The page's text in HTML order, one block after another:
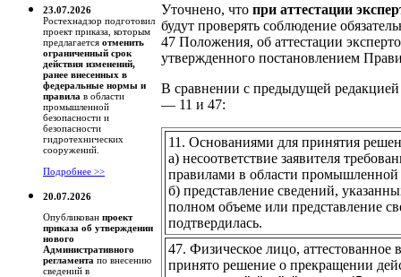
23.07.2026
Ростехнадзор подготовил
проект приказа, которым
предлагается отменить
ограниченный срок
действия изменений,
ранее внесенных в
федеральные нормы и
правила в области
промышленной
безопасности и
безопасности
гидротехнических
сооружений.
Подробнее >>
20.07.2026
Опубликован проект
приказа об утверждении
нового
Административного
регламента по внесению
сведений в
Уточнено, что при аттестации
будут проверять соблюдение
47 Положения, об аттестации
утвержденного постановлением
В сравнении с предыдущей
— 11 и 47:
11. Основаниями для принятия
а) несоответствие заявителя
правилами в области промышленной
б) представление сведений,
полном объеме или представление
подтвердилась.
47. Физическое лицо, аттестованное
принято решение о прекращении